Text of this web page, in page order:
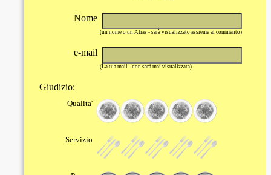
Nome
(un nome o un Alias - sarà visualizzato assieme al commento)
e-mail
(La tua mail - non sarà mai visualizzata)
Giudizio:
Qualita'
Servizio